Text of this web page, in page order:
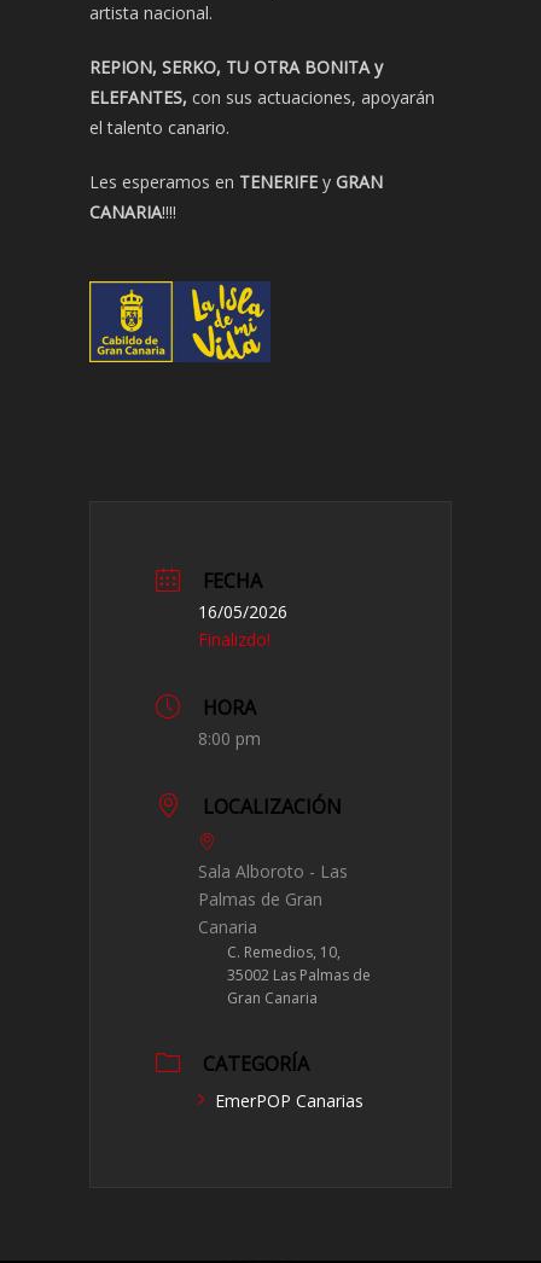
artista nacional.
REPION, SERKO, TU OTRA BONITA y
ELEFANTES, con sus actuaciones, apoyarán
el talento canario.
Les esperamos en TENERIFE y GRAN
CANARIA!!!!
FECHA
16/05/2026
Finalizdo!
HORA
8:00 pm
LOCALIZACIÓN
Sala Alboroto - Las
Palmas de Gran
Canaria
C. Remedios, 10,
35002 Las Palmas de
Gran Canaria
CATEGORÍA
EmerPOP Canarias